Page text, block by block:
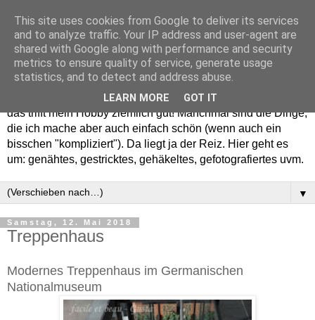
Willkommen in meinem "Wohnzimmer". Einfach und schön -
das trifft mein Hobby ziemlich gut! Manchmal sind die Dinge,
die ich mache aber auch einfach schön (wenn auch ein
bisschen "kompliziert"). Da liegt ja der Reiz. Hier geht es
um: genähtes, gestricktes, gehäkeltes, gefotografiertes uvm.
▼
Samstag, 12. Mai 2018
Treppenhaus
Modernes Treppenhaus im Germanischen
Nationalmuseum
This site uses cookies from Google to deliver its services
and to analyze traffic. Your IP address and user-agent are
shared with Google along with performance and security
metrics to ensure quality of service, generate usage
statistics, and to detect and address abuse.
LEARN MORE GOT IT